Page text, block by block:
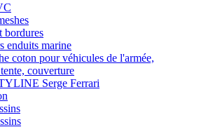
bordures
enduits marine
coton pour véhicules de l'armée,
couverture
Serge Ferrari